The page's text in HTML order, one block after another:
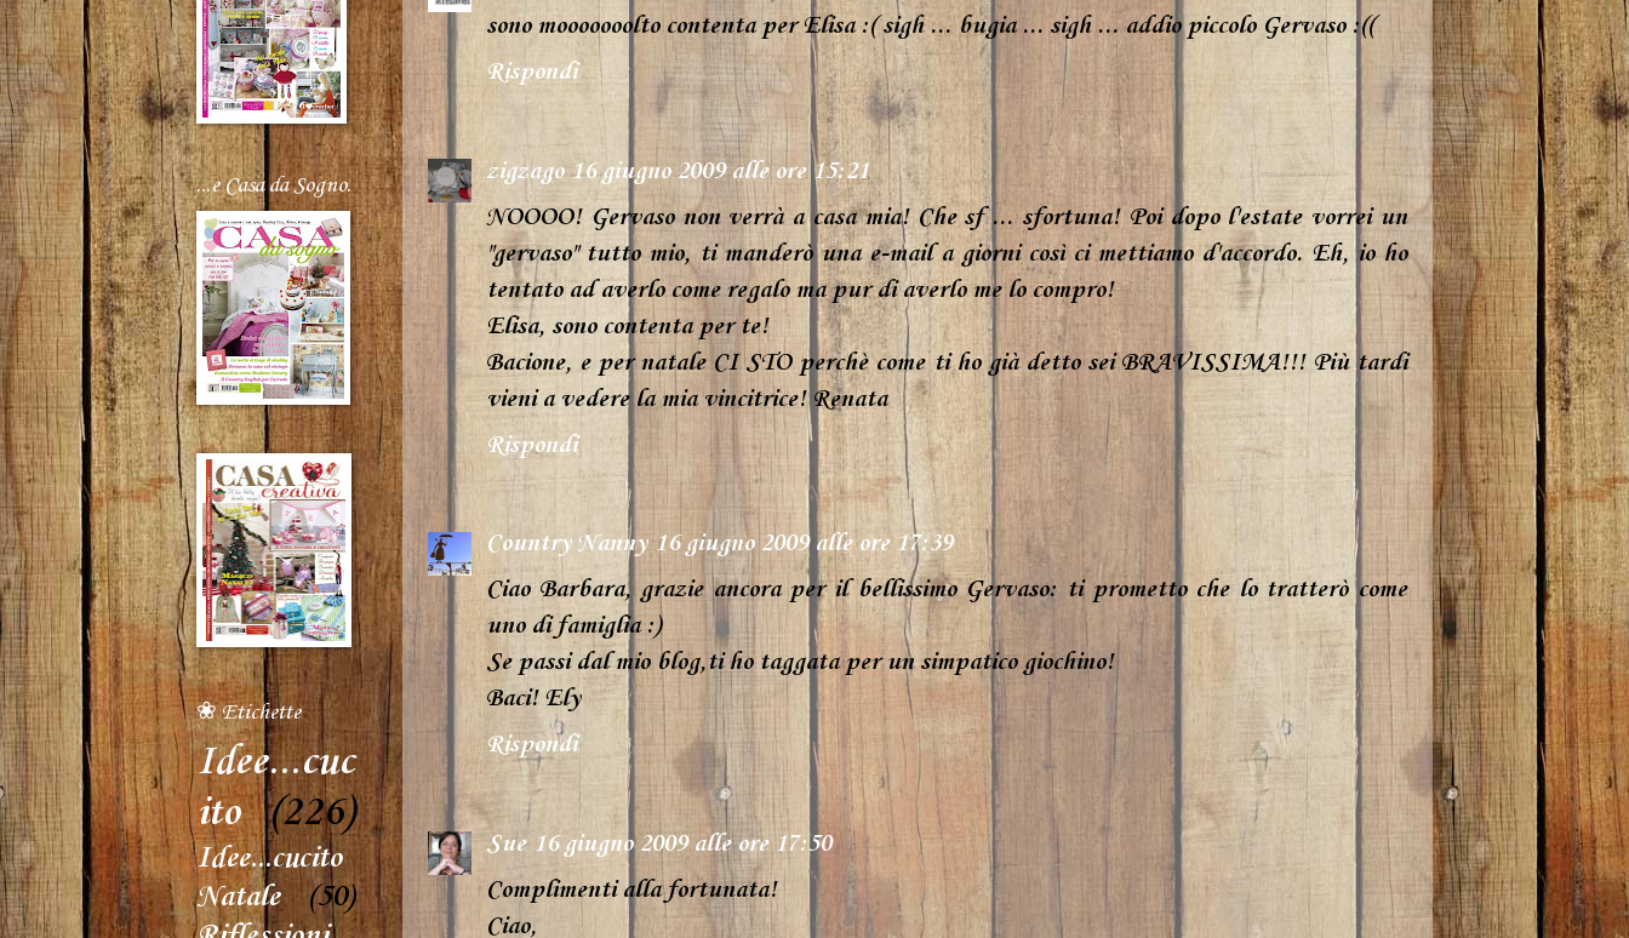
sono mooooooolto contenta per Elisa :( sigh ... bugia ... sigh ... addio piccolo Gervaso :((
Rispondi
zigzago 16 giugno 2009 alle ore 15:21
NOOOO! Gervaso non verrà a casa mia! Che sf ... sfortuna! Poi dopo l'estate vorrei un
"gervaso" tutto mio, ti manderò una e-mail a giorni così ci mettiamo d'accordo. Eh, io ho
tentato ad averlo come regalo ma pur di averlo me lo compro!
Elisa, sono contenta per te!
Bacione, e per natale CI STO perchè come ti ho già detto sei BRAVISSIMA!!! Più tardi
vieni a vedere la mia vincitrice! Renata
Rispondi
Country Nanny 16 giugno 2009 alle ore 17:39
Ciao Barbara, grazie ancora per il bellissimo Gervaso: ti prometto che lo tratterò come
uno di famiglia :)
Se passi dal mio blog,ti ho taggata per un simpatico giochino!
Baci! Ely
Rispondi
Sue 16 giugno 2009 alle ore 17:50
Complimenti alla fortunata!
Ciao,
...e Casa da Sogno.
❀ Etichette
Idee...cuc
ito
(226)
Idee...cucito
Natale
(50)